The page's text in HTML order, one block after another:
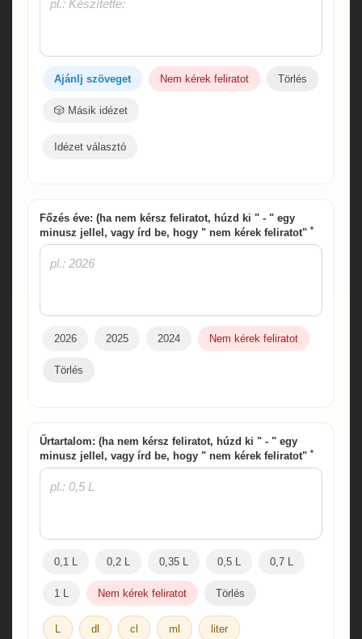
Ajánlj szöveget Nem kérek feliratot Törlés
🎲 Másik idézet
Idézet választó
Főzés éve: (ha nem kérsz feliratot, húzd ki " - " egy
minusz jellel, vagy írd be, hogy " nem kérek feliratot" *
2026 2025 2024 Nem kérek feliratot
Törlés
Űrtartalom: (ha nem kérsz feliratot, húzd ki " - " egy
minusz jellel, vagy írd be, hogy " nem kérek feliratot" *
0,1 L 0,2 L 0,35 L 0,5 L 0,7 L
1 L Nem kérek feliratot Törlés
L dl cl ml liter